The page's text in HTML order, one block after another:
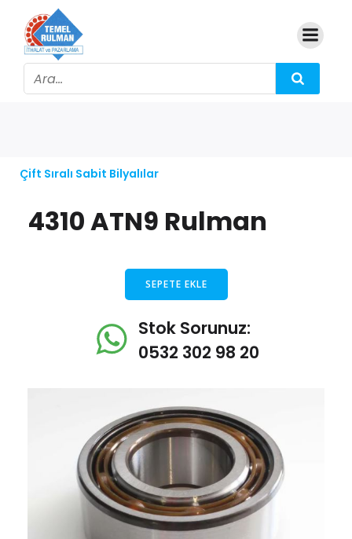
Çift Sıralı Sabit Bilyalılar
4310 ATN9 Rulman
SEPETE EKLE
Stok Sorunuz:
0532 302 98 20